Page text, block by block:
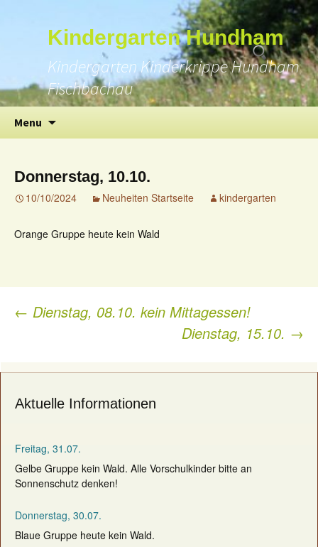
Kindergarten Hundham
Kindergarten Kinderkrippe Hundham
Fischbachau
Menu
content
Suchen
nach:
Donnerstag, 10.10.
10/10/2024 Neuheiten Startseite kindergarten
Orange Gruppe heute kein Wald
Post
← Dienstag, 08.10. kein Mittagessen!
Dienstag, 15.10. →
Aktuelle Informationen
Freitag, 31.07.
Gelbe Gruppe kein Wald. Alle Vorschulkinder bitte an
Sonnenschutz denken!
Donnerstag, 30.07.
Blaue Gruppe heute kein Wald.